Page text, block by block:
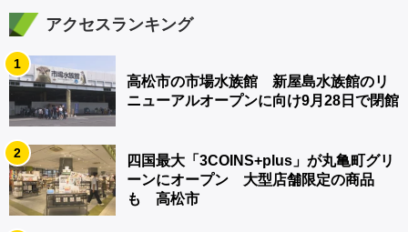
アクセスランキング
1
高松市の市場水族館 新屋島水族館のリ
ニューアルオープンに向け9月28日で閉館
2
四国最大「3COINS+plus」が丸亀町グリ
ーンにオープン 大型店舗限定の商品
も 高松市